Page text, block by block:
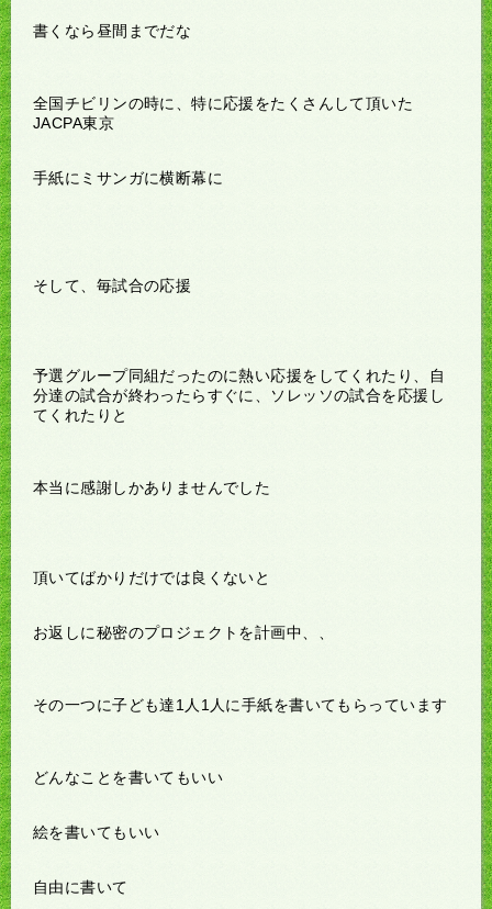
書くなら昼間までだな
全国チビリンの時に、特に応援をたくさんして頂いた
JACPA東京
手紙にミサンガに横断幕に
そして、毎試合の応援
予選グループ同組だったのに熱い応援をしてくれたり、自
分達の試合が終わったらすぐに、ソレッソの試合を応援し
てくれたりと
本当に感謝しかありませんでした
頂いてばかりだけでは良くないと
お返しに秘密のプロジェクトを計画中、、
その一つに子ども達1人1人に手紙を書いてもらっています
どんなことを書いてもいい
絵を書いてもいい
自由に書いて